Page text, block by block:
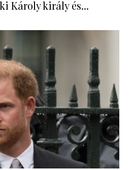
Károly király és...